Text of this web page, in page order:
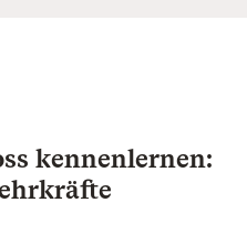
kennenlernen: